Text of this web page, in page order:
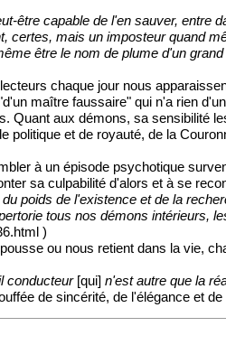
être capable de l'en sauver, entre
certes, mais un imposteur quand
être le nom de plume d'un
chaque jour nous
maître faussaire" qui n'a rien
Quant aux démons, sa sensibilité
politique et de royauté, de la
à un épisode psychotique
sa culpabilité d'alors et à se
poids de l'existence et de la
tous nos démons
)
ou nous retient dans la vie,
conducteur [qui] n'est autre que la
de sincérité, de l'élégance et